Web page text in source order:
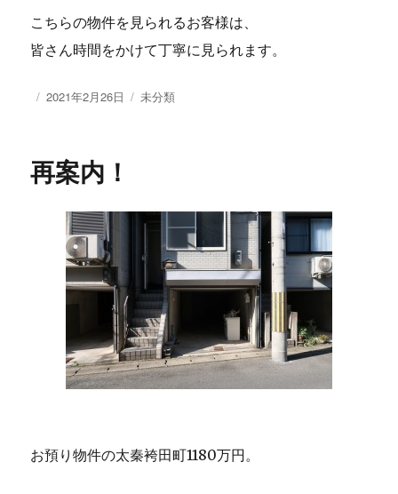
こちらの物件を見られるお客様は、
皆さん時間をかけて丁寧に見られます。
投
2021年2月26日
カ
未分類
再案内！
お預り物件の太秦袴田町1180万円。